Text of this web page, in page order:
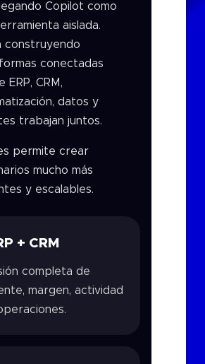
Copilot como
aislada.
construyendo
conectadas
ERP, CRM,
datos y
trabajan juntos.
permite crear
mucho más
y escalables.
+ CRM
completa de
margen, actividad